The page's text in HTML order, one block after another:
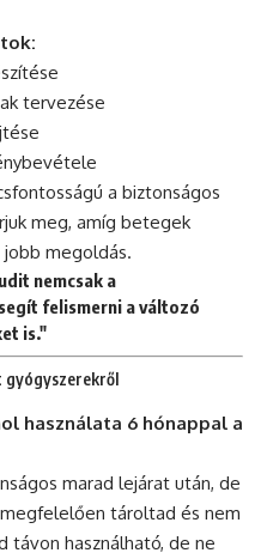
tervezése
a biztonságos
meg, amíg betegek
megoldás.
nemcsak a
felismerni a változó
is."
gyógyszerekről
használata 6 hónappal a
marad lejárat után, de
tároltad és nem
távon használható, de ne